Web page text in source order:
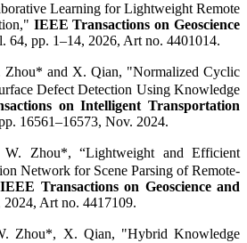
Learning for Lightweight Remote
IEEE Transactions on Geoscience
64, pp. 1–14, 2026, Art no. 4401014.
Zhou* and X. Qian, "Normalized Cyclic
Defect Detection Using Knowledge
on Intelligent Transportation
16561–16573, Nov. 2024.
Zhou*, “Lightweight and Efficient
Network for Scene Parsing of Remote-
Transactions on Geoscience and
2024, Art no. 4417109.
Zhou*, X. Qian, "Hybrid Knowledge